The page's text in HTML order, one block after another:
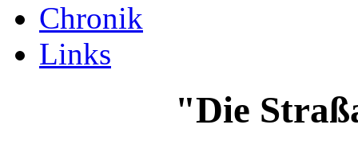
Chronik
Links
"Die